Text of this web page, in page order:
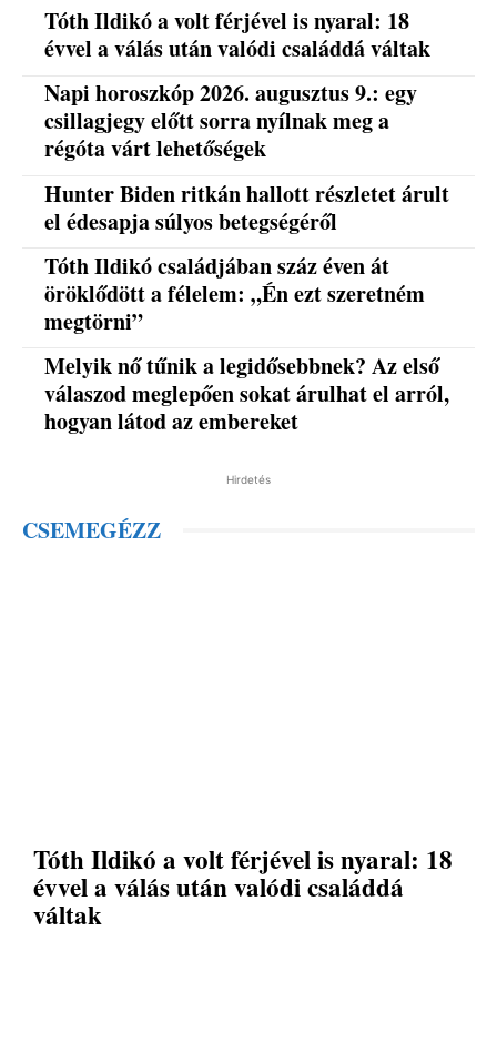
Tóth Ildikó a volt férjével is nyaral: 18
évvel a válás után valódi családdá váltak
Napi horoszkóp 2026. augusztus 9.: egy
csillagjegy előtt sorra nyílnak meg a
régóta várt lehetőségek
Hunter Biden ritkán hallott részletet árult
el édesapja súlyos betegségéről
Tóth Ildikó családjában száz éven át
öröklődött a félelem: „Én ezt szeretném
megtörni”
Melyik nő tűnik a legidősebbnek? Az első
válaszod meglepően sokat árulhat el arról,
hogyan látod az embereket
Hirdetés
CSEMEGÉZZ
Tóth Ildikó a volt férjével is nyaral: 18
évvel a válás után valódi családdá
váltak